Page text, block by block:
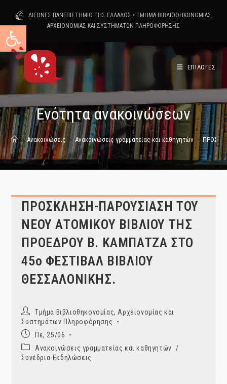
Ανοίξτε τη γραμμή εργαλείων
content
ΔΙΕΘΝΕΣ ΠΑΝΕΠΙΣΤΗΜΙΟ ΤΗΣ ΕΛΛΑΔΟΣ • ΤΜΗΜΑ ΒΙΒΛΙΟΘΗΚΟΝΟΜΙΑΣ,
ΑΡΧΕΙΟΝΟΜΙΑΣ ΚΑΙ ΣΥΣΤΗΜΑΤΩΝ ΠΛΗΡΟΦΟΡΗΣΗΣ
ΕΠΙΛΟΓΕΣ
Ενότητα ανακοινώσεων
> Ανακοινώσεις > Ανακοινώσεις γραμματείας και καθηγητών >
ΠΡΟΣΚΛΗΣΗ-ΠΑΡΟΥΣΙΑΣΗ ΤΟΥ
ΝΕΟΥ ΑΤΟΜΙΚΟΥ ΒΙΒΛΙΟΥ ΤΗΣ
ΠΡΟΕΔΡΟΥ Β. ΚΑΜΠΑΤΖΑ ΣΤΟ
45ο ΦΕΣΤΙΒΑΛ ΒΙΒΛΙΟΥ
ΘΕΣΣΑΛΟΝΙΚΗΣ.
Post
author:
Τμήμα Βιβλιοθηκονομίας, Αρχειονομίας και
Συστημάτων Πληροφόρησης
Post
published:
Πε, 25/06
Post
category:
Ανακοινώσεις γραμματείας και καθηγητών /
Συνέδρια-Εκδηλώσεις